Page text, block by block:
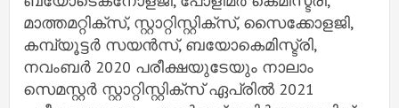
മാത്തമറ്റിക്‌സ്, സ്റ്റാറ്റിസ്റ്റിക്‌സ്, സൈക്കോളജി,
കമ്പ്യൂട്ടര്‍ സയന്‍സ്, ബയോകെമിസ്ട്രി,
നവംബര്‍ 2020 പരീക്ഷയുടേയും നാലാം
സെമസ്റ്റര്‍ സ്റ്റാറ്റിസ്റ്റിക്‌സ് ഏപ്രില്‍ 2021